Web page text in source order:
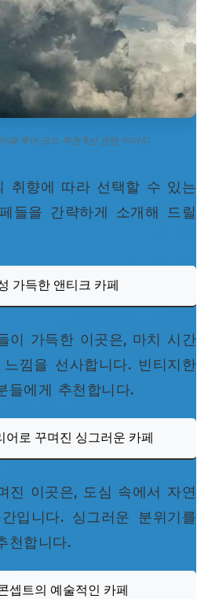
페 투어 코스 추천 9선 관련 이미지
취향에 따라 선택할 수 있는
들을 간략하게 소개해 드릴
가득한 앤티크 카페
이 가득한 이곳은, 마치 시간
낌을 선사합니다. 빈티지한
들에게 추천합니다.
로 꾸며진 싱그러운 카페
진 이곳은, 도심 속에서 자연
입니다. 싱그러운 분위기를
천합니다.
셉트의 예술적인 카페